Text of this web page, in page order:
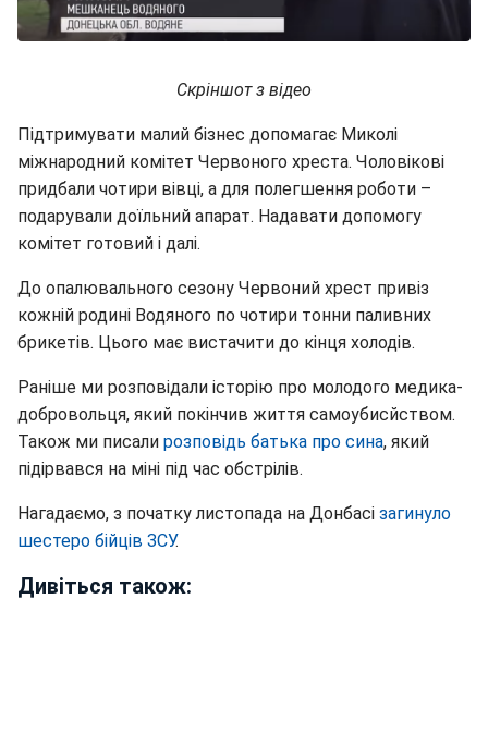
Скріншот з відео
Підтримувати малий бізнес допомагає Миколі
міжнародний комітет Червоного хреста. Чоловікові
придбали чотири вівці, а для полегшення роботи –
подарували доїльний апарат. Надавати допомогу
комітет готовий і далі.
До опалювального сезону Червоний хрест привіз
кожній родині Водяного по чотири тонни паливних
брикетів. Цього має вистачити до кінця холодів.
Раніше ми розповідали історію про молодого медика-
добровольця, який покінчив життя самоубисйством.
Також ми писали розповідь батька про сина, який
підірвався на міні під час обстрілів.
Нагадаємо, з початку листопада на Донбасі загинуло
шестеро бійців ЗСУ.
Дивіться також: